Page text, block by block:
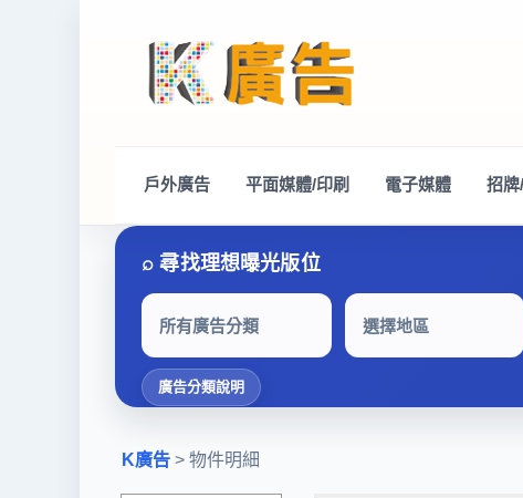
戶外廣告 平面媒體/印刷 電子媒體 招
所有廣告分類 選擇地區
廣告分類說明
K廣告 > 物件明細